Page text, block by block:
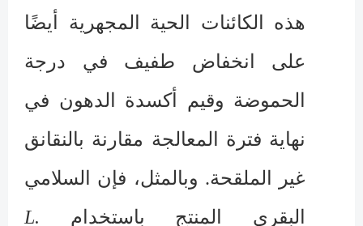
هذه الكائنات الحية المجهرية أيضًا
على انخفاض طفيف في درجة
الحموضة وقيم أكسدة الدهون في
نهاية فترة المعالجة مقارنة بالنقانق
غير الملقحة. وبالمثل، فإن السلامي
البقري المنتج باستخدام
L.